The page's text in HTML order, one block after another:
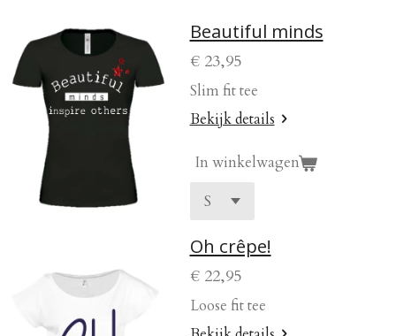
Beautiful minds
€ 23,95
Slim fit tee
Bekijk details
In winkelwagen
Oh crêpe!
€ 22,95
Loose fit tee